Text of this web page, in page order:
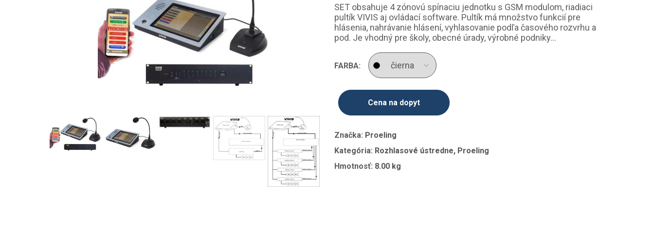
SET obsahuje 4 zónovú spínaciu jednotku s GSM modulom, riadiaci
pultík VIVIS aj ovládací software. Pultík má množstvo funkcií pre
hlásenia, nahrávanie hlásení, vyhlasovanie podľa časového rozvrhu a
pod. Je vhodný pre školy, obecné úrady, výrobné podniky...
FARBA:
Cena na dopyt
Značka: Proeling
Kategória: Rozhlasové ústredne, Proeling
Hmotnosť: 8.00 kg